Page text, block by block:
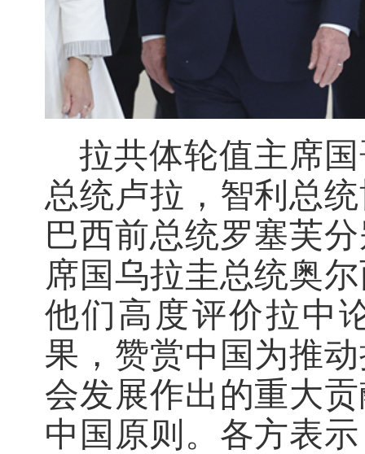
拉共体轮值主席
总统卢拉，智利总
巴西前总统罗塞芙
席国乌拉圭总统奥
他们高度评价拉中
果，赞赏中国为推
会发展作出的重大
中国原则。各方表